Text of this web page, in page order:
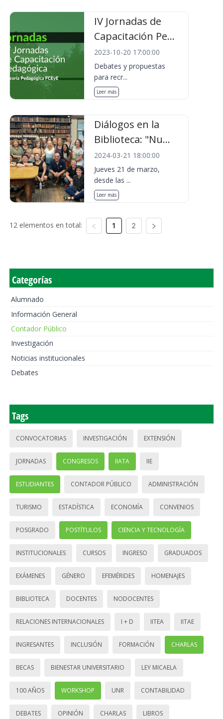
IV Jornadas de
Capacitación Pe...
2023-10-20 17:00:00
Debates y propuestas
para recr...
Leer más
Diálogos en la
Biblioteca: "Nu...
2024-03-21 18:00:00
Jueves 21 de marzo,
desde las ...
Leer más
12 elementos en total: 1 2
Categorías
Alumnado
Información General
Contador Público
Investigación
Noticias institucionales
Debates
Tags
CONVOCATORIAS INVESTIGACIÓN EXTENSIÓN
JORNADAS CONGRESOS IIATA IIE
ESTUDIANTES CONTADOR PÚBLICO ADMINISTRACIÓN
TURISMO ESTADÍSTICA ECONOMÍA CONVENIOS
POSGRADO POSTÍTULOS CIENCIA Y TECNOLOGÍA
INSTITUCIONALES CURSOS INGRESO GRADUADOS
EXÁMENES GÉNERO EFEMÉRIDES HOMENAJES
BIBLIOTECA DOCENTES NODOCENTES
RELACIONES INTERNACIONALES I + D IITEA IITAE
INGRESANTES INCLUSIÓN FORMACIÓN CHARLAS
BECAS BIENESTAR UNIVERSITARIO LEY MICAELA
100 AÑOS WORKSHOP UNR CONTABILIDAD
DEBATES OPINIÓN CHARLAS LIBROS